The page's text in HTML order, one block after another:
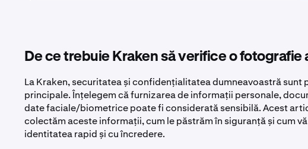
De ce trebuie Kraken să verifice o fotografie
La Kraken, securitatea și confidențialitatea dumneavoastră
principale. Înțelegem că furnizarea de informații personale,
date faciale/biometrice poate fi considerată sensibilă. Acest
colectăm aceste informații, cum le păstrăm în siguranță și cum
identitatea rapid și cu încredere.